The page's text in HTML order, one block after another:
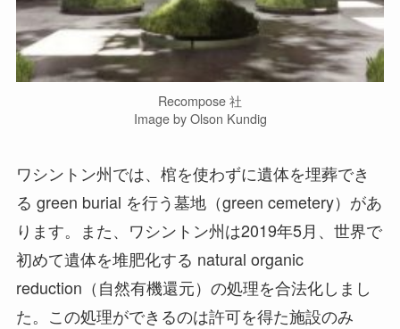
Recompose 社
Image by Olson Kundig
ワシントン州では、棺を使わずに遺体を埋葬でき
る green burial を行う墓地（green cemetery）があ
ります。また、ワシントン州は2019年5月、世界で
初めて遺体を堆肥化する natural organic
reduction（自然有機還元）の処理を合法化しまし
た。この処理ができるのは許可を得た施設のみ